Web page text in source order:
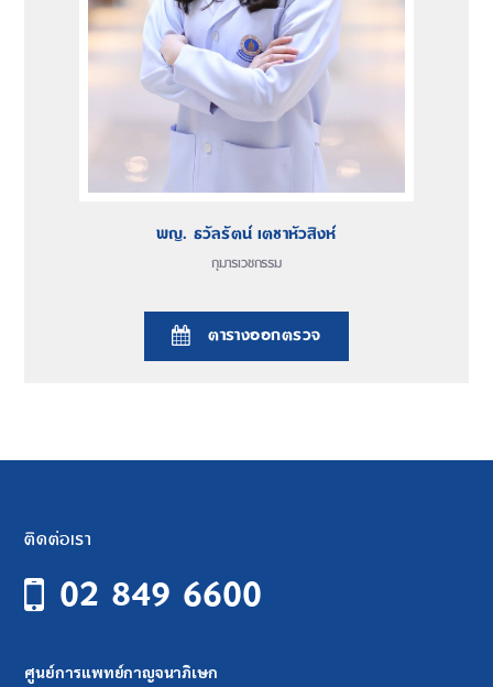
กุมารเวชกรรม
พญ. ธวัลรัตน์ เตชาหัวสิงห์
ตารางออกตรวจ
ติดต่อเรา
02 849 6600
ศูนย์การแพทย์กาญจนาภิเษก